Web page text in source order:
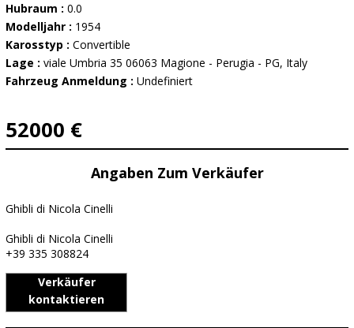
Hubraum : 0.0
Modelljahr : 1954
Karosstyp : Convertible
Lage : viale Umbria 35 06063 Magione - Perugia - PG, Italy
Fahrzeug Anmeldung : Undefiniert
52000 €
Angaben Zum Verkäufer
Ghibli di Nicola Cinelli
Ghibli di Nicola Cinelli
+39 335 308824
Verkäufer
kontaktieren